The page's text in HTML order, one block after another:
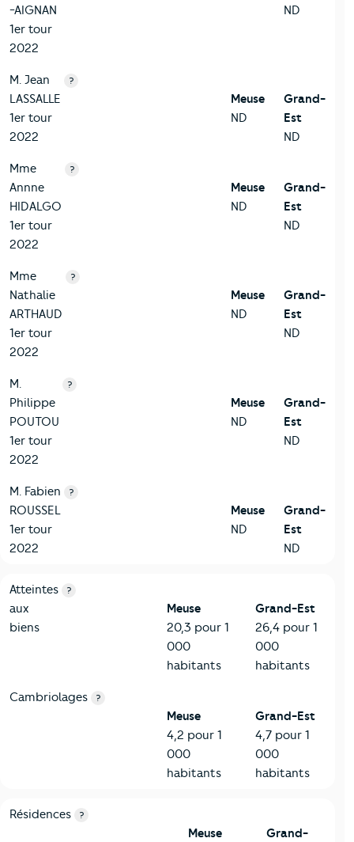
-AIGNAN
1er tour
2022
ND
M. Jean
LASSALLE
1er tour
2022
?
Meuse
ND
Grand-
Est
ND
Mme
Annne
HIDALGO
1er tour
2022
?
Meuse
ND
Grand-
Est
ND
Mme
Nathalie
ARTHAUD
1er tour
2022
?
Meuse
ND
Grand-
Est
ND
M.
Philippe
POUTOU
1er tour
2022
?
Meuse
ND
Grand-
Est
ND
M. Fabien
ROUSSEL
1er tour
2022
?
Meuse
ND
Grand-
Est
ND
7-Sécurité
Critères
Atteintes
aux
biens
?
Meuse
20,3 pour 1
000
habitants
Grand-Est
26,4 pour 1
000
habitants
Cambriolages ?
Meuse
4,2 pour 1
000
habitants
Grand-Est
4,7 pour 1
000
habitants
8-Chauffage
Critères Meuse
Résidences ?
Meuse
Grand-